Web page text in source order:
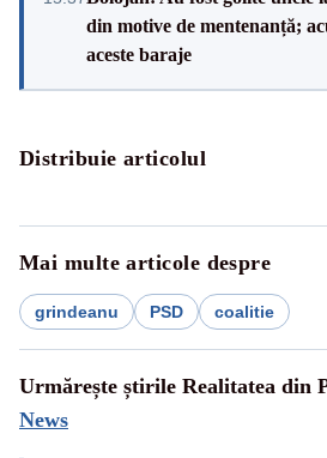
din motive de mentenanță;
aceste baraje
Distribuie articolul
Mai multe articole despre
grindeanu PSD coalitie
Urmărește știrile Realitatea din
News